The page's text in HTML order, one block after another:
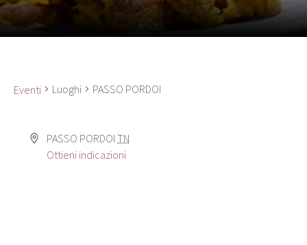
Eventi Luoghi PASSO PORDOI
PASSO PORDOI TN
Ottieni indicazioni